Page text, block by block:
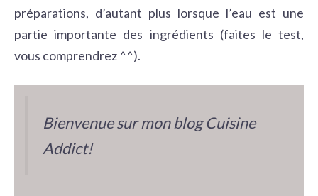
préparations, d’autant plus lorsque l’eau est une
partie importante des ingrédients (faites le test,
vous comprendrez ^^).
Bienvenue sur mon blog Cuisine
Addict!